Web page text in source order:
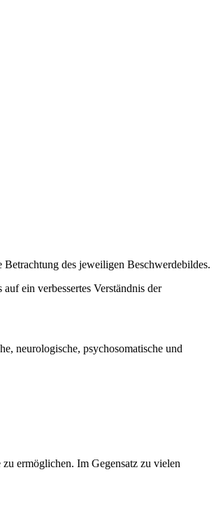
des jeweiligen Beschwerdebildes.
ein verbessertes Verständnis der
neurologische, psychosomatische und
ermöglichen. Im Gegensatz zu vielen